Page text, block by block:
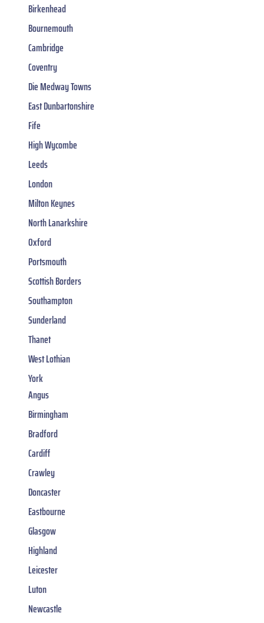
Birkenhead
Bournemouth
Cambridge
Coventry
Die Medway Towns
East Dunbartonshire
Fife
High Wycombe
Leeds
London
Milton Keynes
North Lanarkshire
Oxford
Portsmouth
Scottish Borders
Southampton
Sunderland
Thanet
West Lothian
York
Angus
Birmingham
Bradford
Cardiff
Crawley
Doncaster
Eastbourne
Glasgow
Highland
Leicester
Luton
Newcastle